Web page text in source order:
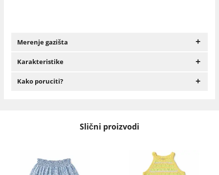
Merenje gazišta +
Karakteristike +
Kako poruciti? +
Slični proizvodi